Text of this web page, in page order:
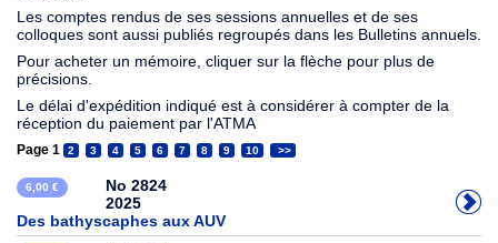
Les comptes rendus de ses sessions annuelles et de ses
colloques sont aussi publiés regroupés dans les Bulletins annuels.
Pour acheter un mémoire, cliquer sur la flèche pour plus de
précisions.
Le délai d'expédition indiqué est à considérer à compter de la
réception du paiement par l'ATMA
Page 1 2 3 4 5 6 7 8 9 10 >>
6,00 €
No 2824
2025
Des bathyscaphes aux AUV